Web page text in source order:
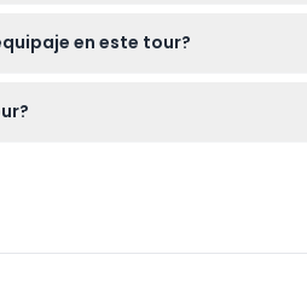
o la ausencia sin aviso se
en este tour?